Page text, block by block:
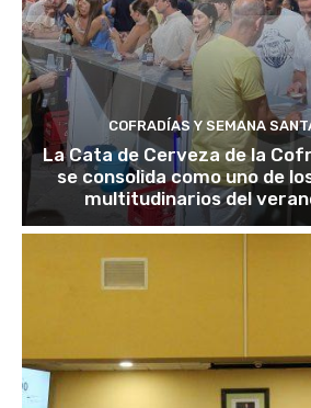
COFRADÍAS Y SEMANA
La Cata de Cerveza de la
se consolida como uno de
multitudinarios del